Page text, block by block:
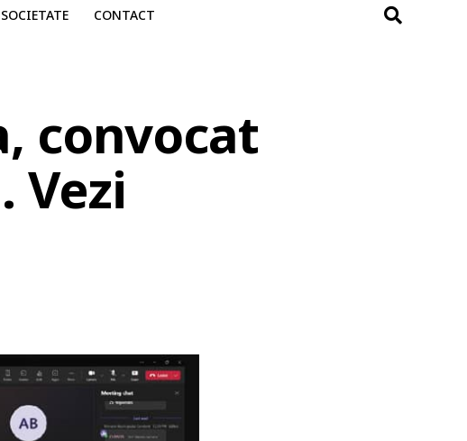
SOCIETATE CONTACT
convocat
Vezi